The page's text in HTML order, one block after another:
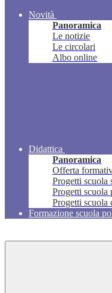
Novità
Panoramica
Le notizie
Le circolari
Albo online
Didattica
Panoramica
Offerta
Progetti scuola
Progetti scuola
Progetti scuola
Formazione scuola